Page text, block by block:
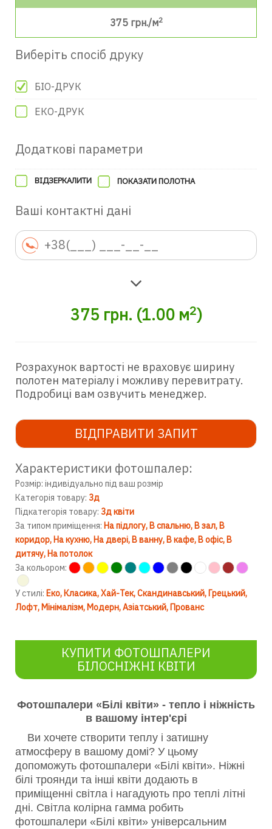
375 грн./м2
Виберіть спосіб друку
БІО-ДРУК
ЕКО-ДРУК
Додаткові параметри
ВІДЗЕРКАЛИТИ ПОКАЗАТИ ПОЛОТНА
Ваші контактні дані
375 грн. (1.00м2)
Розрахунок вартості не враховує ширину
полотен матеріалу і можливу перевитрату.
Подробиці вам озвучить менеджер.
ВІДПРАВИТИ ЗАПИТ
Характеристики фотошпалер:
Розмір: індивідуально під ваш розмір
Категорія товару: 3д
Підкатегорія товару: 3д квіти
За типом приміщення: На підлогу В спальню В зал В
коридор На кухню На двері В ванну В кафе В офіс В
дитячу На потолок
За кольором:
У стилі: Еко Класика Хай-Тек Скандинавський Грецький
Лофт Мінімалізм Модерн Азіатський Прованс
КУПИТИ ФОТОШПАЛЕРИ
БІЛОСНІЖНІ КВІТИ
Фотошпалери «Білі квіти» - тепло і ніжність
в вашому інтер'єрі
Ви хочете створити теплу і затишну
атмосферу в вашому домі? У цьому
допоможуть фотошпалери «Білі квіти». Ніжні
білі троянди та інші квіти додають в
приміщенні світла і нагадують про теплі літні
дні. Світла колірна гамма робить
фотошпалери «Білі квіти» універсальним